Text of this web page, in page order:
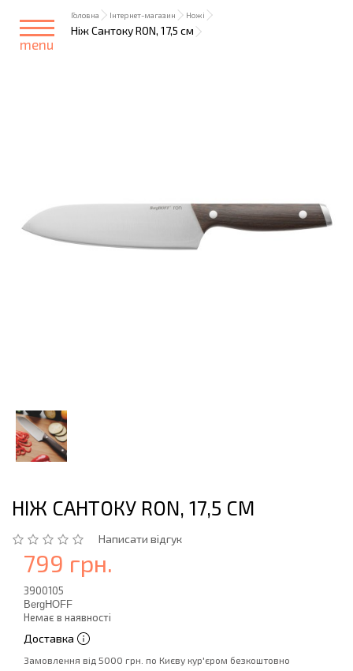
menu
Головна Інтернет-магазин Ножі
Ніж Cантоку RON, 17,5 см
НІЖ CАНТОКУ RON, 17,5 СМ
Написати відгук
799 грн.
3900105
BergHOFF
Немає в наявності
Доставка
Замовлення від 5000 грн. по Києву кур'єром безкоштовно